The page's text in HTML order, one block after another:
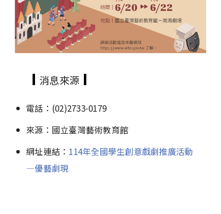
消息來源
電話：(02)2733-0179
來源：國立臺灣藝術教育館
網址連結： 114年全國學生創意戲劇推廣活動
—優藝劇現